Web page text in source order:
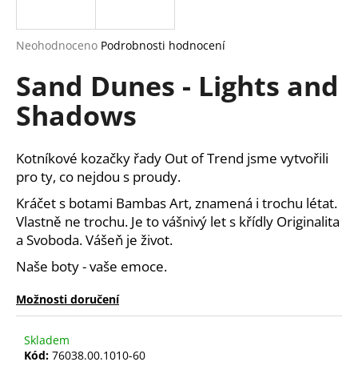
Průměrné
produktu
je
0,0
z
hvězdiček.
Neohodnoceno Podrobnosti hodnocení
Sand Dunes - Lights and
Shadows
Kotníkové kozačky řady Out of Trend jsme vytvořili
pro ty, co nejdou s proudy.
Kráčet s botami Bambas Art, znamená i trochu létat.
Vlastně ne trochu. Je to vášnivý let s křídly Originalita
a Svoboda. Vášeň je život.
Naše boty - vaše emoce.
Možnosti doručení
Skladem
Kód: 76038.00.1010-60
j
t
?
HLEDAT
o
p
o
u